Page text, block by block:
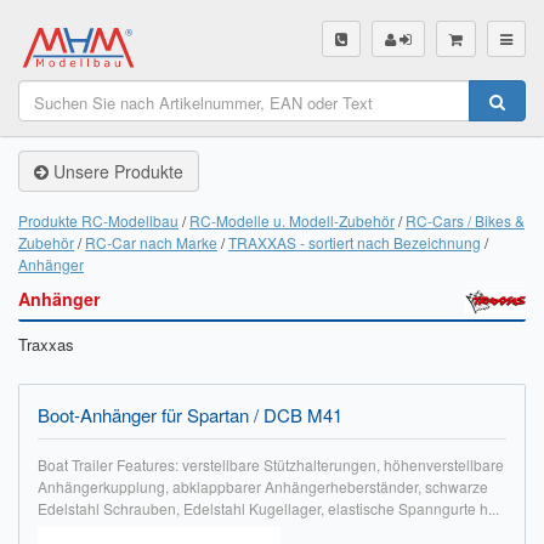
SHOP
Unsere Produkte
Servo Finder
Räder Finder
Luftschrauben Finder
Sendungsverfolgung DHL
Unsere Produkte
Produkte RC-Modellbau RC-Modelle u. Modell-Zubehör RC-Cars / Bikes &
Zubehör RC-Car nach Marke TRAXXAS - sortiert nach Bezeichnung
Anhänger
Anhänger
Traxxas
Boot-Anhänger für Spartan / DCB M41
Boat Trailer Features: verstellbare Stützhalterungen, höhenverstellbare
Anhängerkupplung, abklappbarer Anhängerheberständer, schwarze
Edelstahl Schrauben, Edelstahl Kugellager, elastische Spanngurte h...